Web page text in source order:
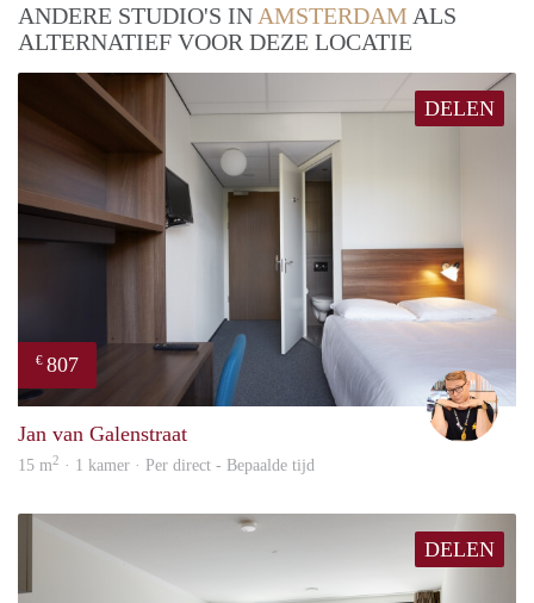
ANDERE STUDIO'S IN AMSTERDAM ALS
ALTERNATIEF VOOR DEZE LOCATIE
DELEN
€ 807
Jan van Galenstraat
15 m2 · 1 kamer · Per direct - Bepaalde tijd
DELEN